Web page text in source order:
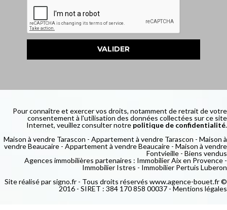
Pour connaître et exercer vos droits, notamment de retrait de votre
consentement à l'utilisation des données collectées sur ce site
Internet, veuillez consulter notre politique de confidentialité.
Maison à vendre Tarascon - Appartement à vendre Tarascon - Maison à
vendre Beaucaire - Appartement à vendre Beaucaire - Maison à vendre
Fontvieille - Biens vendus
Agences immobilières partenaires : Immobilier Aix en Provence -
Immobilier Istres - Immobilier Pertuis Luberon
Site réalisé par signo.fr - Tous droits réservés www.agence-bouet.fr ©
2016 - SIRET : 384 170 858 00037 - Mentions légales